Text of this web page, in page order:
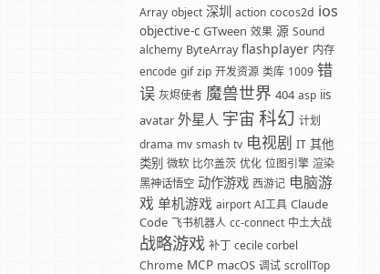
Array object 深圳 action cocos2d ios
objective-c GTween 效果 源 Sound
alchemy ByteArray flashplayer 内存
encode gif zip 开发资源 类库 1009 错
误 灰烬使者 魔兽世界 404 asp iis
avatar 外星人 宇宙 科幻 计划
drama mv smash tv 电视剧 IT 其他
类别 微软 比尔盖茨 优化 位图引擎 渲染
黑神话悟空 动作游戏 西游记 电脑游
戏 单机游戏 airport AI工具 Claude
Code 飞书机器人 cc-connect 中土大战
战略游戏 补丁 cecile corbel
Chrome MCP macOS 调试 scrollTop